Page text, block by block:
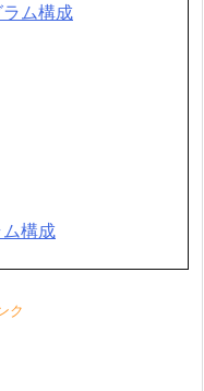
ム構成
構成
ク